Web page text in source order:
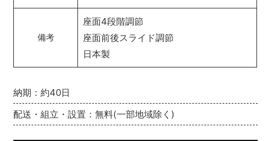
納期：約40日
配送・組立・設置：無料(一部地域除く)
備考
座面4段階調節
座面前後スライド調節
日本製